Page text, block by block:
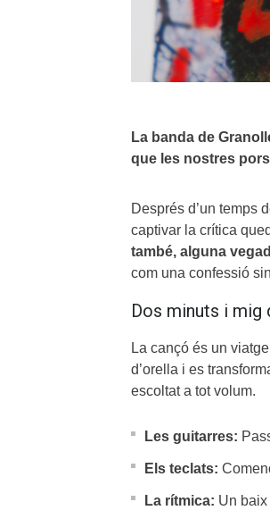
La banda de
que les nostres
Després d’un temps
captivar la crítica
també, alguna
com una confessió
Dos minuts i mig
La cançó és un
d’orella i es
escoltat a tot volum.
Les guitarres:
Els teclats:
La rítmica: Un